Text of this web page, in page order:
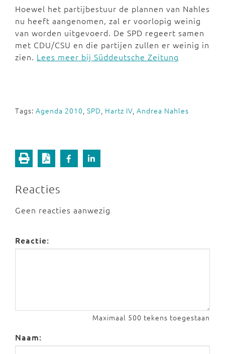
Hoewel het partijbestuur de plannen van Nahles
nu heeft aangenomen, zal er voorlopig weinig
van worden uitgevoerd. De SPD regeert samen
met CDU/CSU en die partijen zullen er weinig in
zien. Lees meer bij Süddeutsche Zeitung
Tags: Agenda 2010, SPD, Hartz IV, Andrea Nahles
Reacties
Geen reacties aanwezig
Reactie:
Maximaal 500 tekens toegestaan
Naam: